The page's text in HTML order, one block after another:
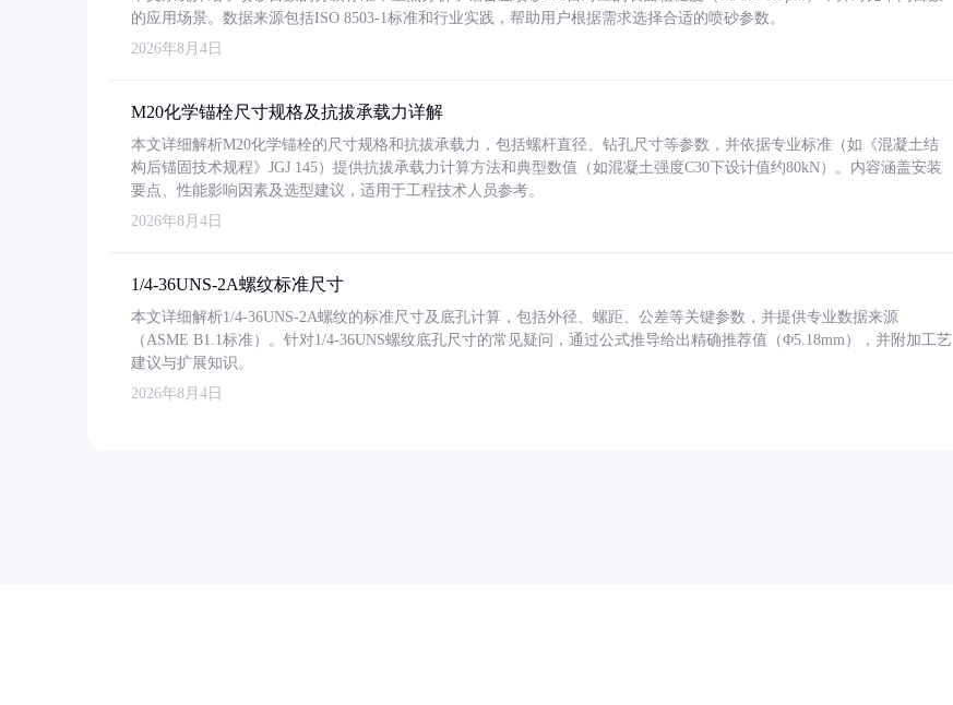
的应用场景。数据来源包括ISO 8503-1标准和行业实践，帮助用户根据需求选择合适的喷砂参数。
2026年8月4日
M20化学锚栓尺寸规格及抗拔承载力详解
本文详细解析M20化学锚栓的尺寸规格和抗拔承载力，包括螺杆直径、钻孔尺寸等参数，并依据专业标准（如《混凝土结
构后锚固技术规程》JGJ 145）提供抗拔承载力计算方法和典型数值（如混凝土强度C30下设计值约80kN）。内容涵盖安装
要点、性能影响因素及选型建议，适用于工程技术人员参考。
2026年8月4日
1/4-36UNS-2A螺纹标准尺寸
本文详细解析1/4-36UNS-2A螺纹的标准尺寸及底孔计算，包括外径、螺距、公差等关键参数，并提供专业数据来源
（ASME B1.1标准）。针对1/4-36UNS螺纹底孔尺寸的常见疑问，通过公式推导给出精确推荐值（Φ5.18mm），并附加工艺
建议与扩展知识。
2026年8月4日